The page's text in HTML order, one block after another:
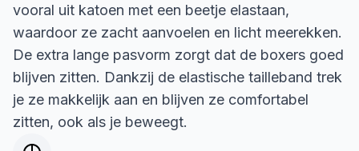
vooral uit katoen met een beetje elastaan,
waardoor ze zacht aanvoelen en licht meerekken.
De extra lange pasvorm zorgt dat de boxers goed
blijven zitten. Dankzij de elastische tailleband trek
je ze makkelijk aan en blijven ze comfortabel
zitten, ook als je beweegt.